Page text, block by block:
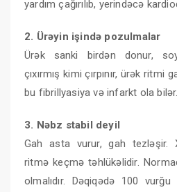
yardım çağırılıb, yerindəcə
2. Ürəyin işində pozulmalar
Ürək sanki birdən donur,
çıxırmış kimi çırpınır, ürək ritmi
bu fibrillyasiya və infarkt ola bilər.
3. Nəbz stabil deyil
Gah asta vurur, gah tezləşir.
ritmə keçmə təhlükəlidir.
olmalıdır. Dəqiqədə 100